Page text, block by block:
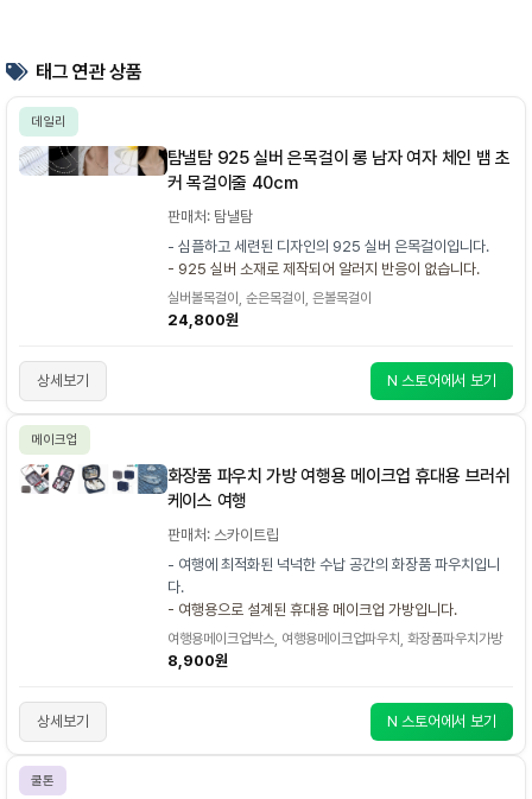
태그 연관 상품
데일리
탐낼탐 925 실버 은목걸이 롱 남자 여자 체인 뱀 초
커 목걸이줄 40cm
판매처: 탐낼탐
- 심플하고 세련된 디자인의 925 실버 은목걸이입니다.
- 925 실버 소재로 제작되어 알러지 반응이 없습니다.
실버볼목걸이, 순은목걸이, 은볼목걸이
24,800원
상세보기 N 스토어에서 보기
메이크업
화장품 파우치 가방 여행용 메이크업 휴대용 브러쉬
케이스 여행
판매처: 스카이트립
- 여행에 최적화된 넉넉한 수납 공간의 화장품 파우치입니
다.
- 여행용으로 설계된 휴대용 메이크업 가방입니다.
여행용메이크업박스, 여행용메이크업파우치, 화장품파우치가방
8,900원
상세보기 N 스토어에서 보기
쿨톤